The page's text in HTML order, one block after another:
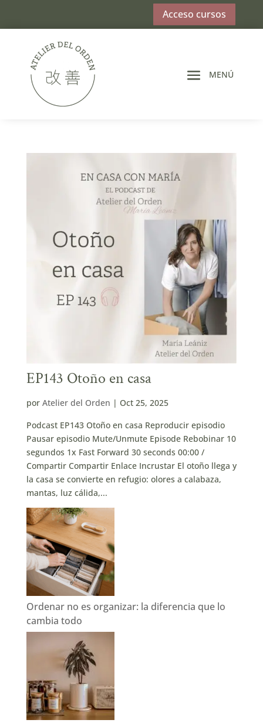
Acceso cursos
EP143 Otoño en casa
por Atelier del Orden | Oct 25, 2025
Podcast EP143 Otoño en casa Reproducir episodio
Pausar episodio Mute/Unmute Episode Rebobinar 10
segundos 1x Fast Forward 30 seconds 00:00 /
Compartir Compartir Enlace Incrustar El otoño llega y
la casa se convierte en refugio: olores a calabaza,
mantas, luz cálida,...
Ordenar no es organizar: la diferencia que lo
cambia todo